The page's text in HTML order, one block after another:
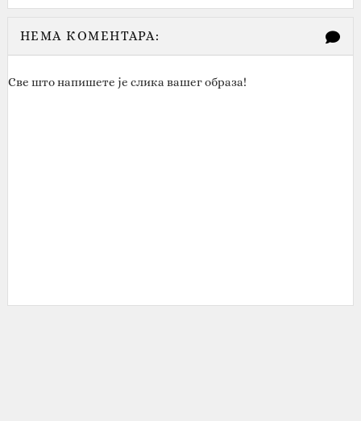
НЕМА КОМЕНТАРА:
Све што напишете је слика вашег образа!